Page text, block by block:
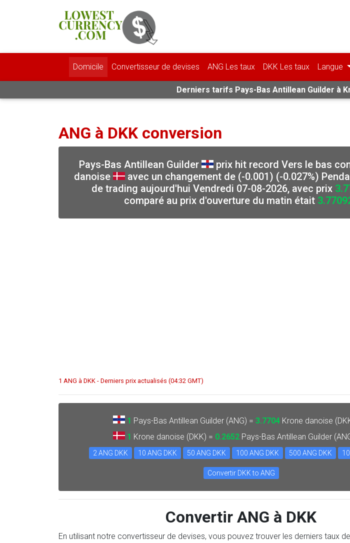
Domicile Convertisseur de devises ANG Les taux DKK Les taux Langue
Derniers tarifs Pays-Bas Antillean Guilder à
ANG à DKK conversion
Pays-Bas Antillean Guilder
prix hit record Vers le bas
danoise
avec un changement de (-0.001) (-0.027%)
de trading aujourd'hui Vendredi 07-08-2026, avec prix
comparé au prix d'ouverture du matin était
1 ANG à DKK - Derniers prix actualisés (04:32 GMT)
1 Pays-Bas Antillean Guilder (ANG) = 3.7704 Krone danoise
1 Krone danoise (DKK) = 0.2652 Pays-Bas Antillean Guilder
2 ANG DKK 10 ANG DKK 50 ANG DKK 100 ANG DKK 500 ANG DKK
Convertir DKK to ANG
Convertir ANG à DKK
En utilisant notre convertisseur de devises, vous pouvez trouver les derniers taux